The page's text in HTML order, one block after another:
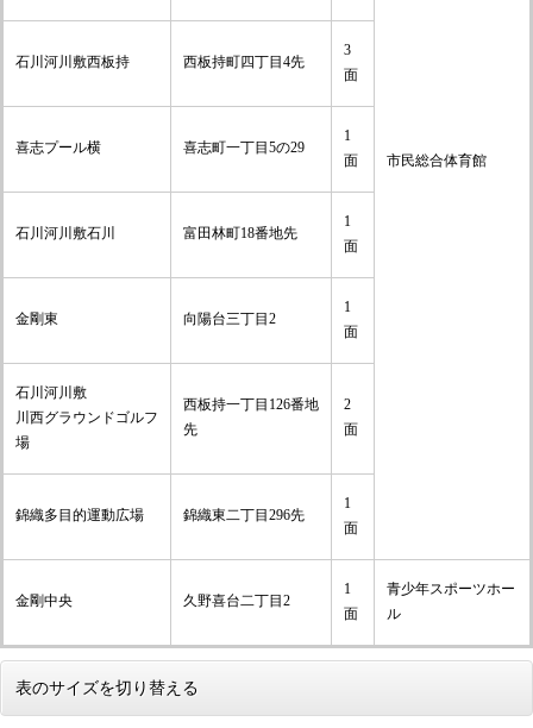
市民総合体育館
石川河川敷西板持 西板持町四丁目4先
3
面
喜志プール横 喜志町一丁目5の29
1
面
石川河川敷石川 富田林町18番地先
1
面
金剛東 向陽台三丁目2
1
面
石川河川敷
川西グラウンドゴルフ
場
西板持一丁目126番地
先
2
面
錦織多目的運動広場 錦織東二丁目296先
1
面
金剛中央 久野喜台二丁目2
1
面
青少年スポーツホー
ル
表のサイズを切り替える